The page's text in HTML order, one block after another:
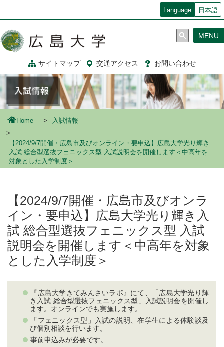
コ
ン
ツ
に
移
動
Language 日本語
サイトマップ 交通アクセス お問い合わせ
MENU
Home 入試情報
【2024/9/7開催・広島市及びオンライン・要申込】広島大学光り輝き
入試 総合型選抜フェニックス型 入試説明会を開催します＜中高年を
対象とした入学制度＞
【2024/9/7開催・広島市及びオンラ
イン・要申込】広島大学光り輝き入
試 総合型選抜フェニックス型 入試
説明会を開催します＜中高年を対象
とした入学制度＞
『広島大学きてみんさいラボ』にて、「広島大学光り輝
き入試 総合型選抜フェニックス型」入試説明会を開催し
ます。オンラインでも実施します。
「フェニックス型」入試の説明、在学生による体験談及
び個別相談を行います。
事前申込みが必要です。